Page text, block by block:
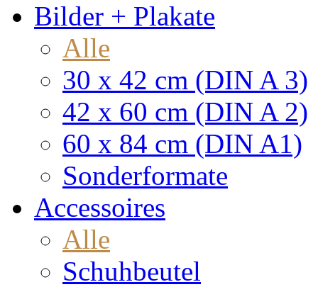
Bilder + Plakate
Alle
30 x 42 cm (DIN A 3)
42 x 60 cm (DIN A 2)
60 x 84 cm (DIN A1)
Sonderformate
Accessoires
Alle
Schuhbeutel